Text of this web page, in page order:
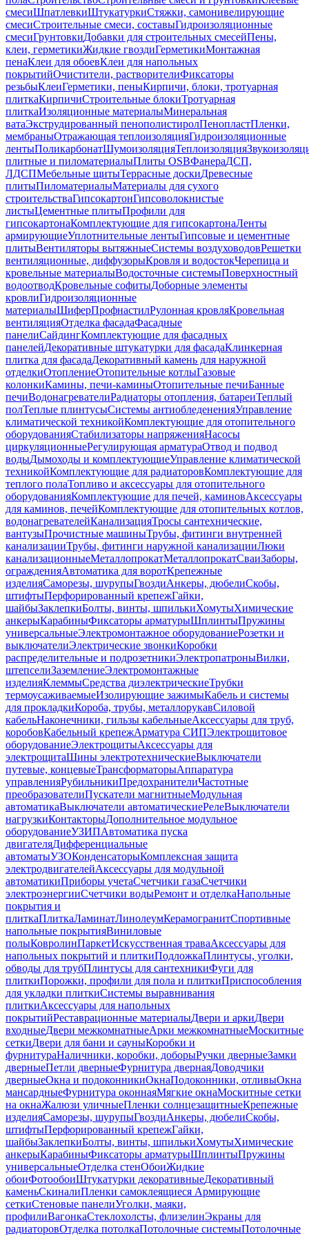
смесиШпатлевкиШтукатуркиСтяжки, самонивелирующие
смесиСтроительные смеси, составыГидроизоляционные
смесиГрунтовкиДобавки для строительных смесейПены,
клеи, герметикиЖидкие гвоздиГерметикиМонтажная
пенаКлеи для обоевКлеи для напольных
покрытийОчистители, растворителиФиксаторы
резьбыКлеиГерметики, пеныКирпичи, блоки, тротуарная
плиткаКирпичиСтроительные блокиТротуарная
плиткаИзоляционные материалыМинеральная
ватаЭкструдированный пенополистиролПенопластПленки,
мембраныОтражающая теплоизоляцияГидроизоляционные
лентыПоликарбонатШумоизоляцияТеплоизоляция
плитные и пиломатериалыПлиты OSBФанераДСП,
ЛДСПМебельные щитыТеррасные доскиДревесные
плитыПиломатериалыМатериалы для сухого
строительстваГипсокартонГипсоволокнистые
листыЦементные плитыПрофили для
гипсокартонаКомплектующие для гипсокартонаЛенты
армирующиеУплотнительные лентыГипсовые и цементные
плитыВентиляторы вытяжныеСистемы воздуховодовРешетки
вентиляционные, диффузорыКровля и водостокЧерепица и
кровельные материалыВодосточные системыПоверхностный
водоотводКровельные софитыДоборные элементы
кровлиГидроизоляционные
материалыШиферПрофнастилРулонная кровляКровельная
вентиляцияОтделка фасадаФасадные
панелиСайдингКомплектующие для фасадных
панелейДекоративные штукатурки для фасадаКлинкерная
плитка для фасадаДекоративный камень для наружной
отделкиОтоплениеОтопительные котлыГазовые
колонкиКамины, печи-каминыОтопительные печиБанные
печиВодонагревателиРадиаторы отопления, батареиТеплый
полТеплые плинтусыСистемы антиобледененияУправление
климатической техникойКомплектующие для отопительного
оборудованияСтабилизаторы напряженияНасосы
циркуляционныеРегулирующая арматураОтвод и подвод
водыДымоходы и комплектующиеУправление климатической
техникойКомплектующие для радиаторовКомплектующие для
теплого полаТопливо и аксессуары для отопительного
оборудованияКомплектующие для печей, каминовАксессуары
для каминов, печейКомплектующие для отопительных котлов,
водонагревателейКанализацияТросы сантехнические,
вантузыПрочистные машиныТрубы, фитинги внутренней
канализацииТрубы, фитинги наружной канализацииЛюки
канализационныеМеталлопрокатМеталлопрокатСваиЗаборы,
огражденияАвтоматика для воротКрепежные
изделияСаморезы, шурупыГвоздиАнкеры, дюбелиСкобы,
штифтыПерфорированный крепежГайки,
шайбыЗаклепкиБолты, винты, шпилькиХомутыХимические
анкерыКарабиныФиксаторы арматурыШплинтыПружины
универсальныеЭлектромонтажное оборудованиеРозетки и
выключателиЭлектрические звонкиКоробки
распределительные и подрозетникиЭлектропатроныВилки,
штепселиЗаземлениеЭлектромонтажные
изделияКлеммыСредства диэлектрическиеТрубки
термоусаживаемыеИзолирующие зажимыКабель и системы
для прокладкиКороба, трубы, металлорукавСиловой
кабельНаконечники, гильзы кабельныеАксессуары для труб,
коробовКабельный крепежАрматура СИПЭлектрощитовое
оборудованиеЭлектрощитыАксессуары для
электрощитаШины электротехническиеВыключатели
путевые, концевыеТрансформаторыАппаратура
управленияРубильникиПредохранителиЧастотные
преобразователиПускатели магнитныеМодульная
автоматикаВыключатели автоматическиеРелеВыключатели
нагрузкиКонтакторыДополнительное модульное
оборудованиеУЗИПАвтоматика пуска
двигателяДифференциальные
автоматыУЗОКонденсаторыКомплексная защита
электродвигателейАксессуары для модульной
автоматикиПриборы учетаСчетчики газаСчетчики
электроэнергииСчетчики водыРемонт и отделкаНапольные
покрытия и
плиткаПлиткаЛаминатЛинолеумКерамогранитСпортивные
напольные покрытияВиниловые
полыКовролинПаркетИскусственная траваАксессуары для
напольных покрытий и плиткиПодложкаПлинтусы, уголки,
обводы для трубПлинтусы для сантехникиФуги для
плиткиПорожки, профили для пола и плиткиПриспособления
для укладки плиткиСистемы выравнивания
плиткиАксессуары для напольных
покрытийРеставрационные материалыДвери и аркиДвери
входныеДвери межкомнатныеАрки межкомнатныеМоскитные
сеткиДвери для бани и сауныКоробки и
фурнитураНаличники, коробки, доборыРучки дверныеЗамки
дверныеПетли дверныеФурнитура двернаяДоводчики
дверныеОкна и подоконникиОкнаПодоконники, отливыОкна
мансардныеФурнитура оконнаяМягкие окнаМоскитные сетки
на окнаЖалюзи уличныеПленки солнцезащитныеКрепежные
изделияСаморезы, шурупыГвоздиАнкеры, дюбелиСкобы,
штифтыПерфорированный крепежГайки,
шайбыЗаклепкиБолты, винты, шпилькиХомутыХимические
анкерыКарабиныФиксаторы арматурыШплинтыПружины
универсальныеОтделка стенОбоиЖидкие
обоиФотообоиШтукатурки декоративныеДекоративный
каменьСкиналиПленки самоклеящиеся Армирующие
сеткиСтеновые панелиУголки, маяки,
профилиВагонкаСтеклохолсты, флизелинЭкраны для
радиаторовОтделка потолкаПотолочные системыПотолочные